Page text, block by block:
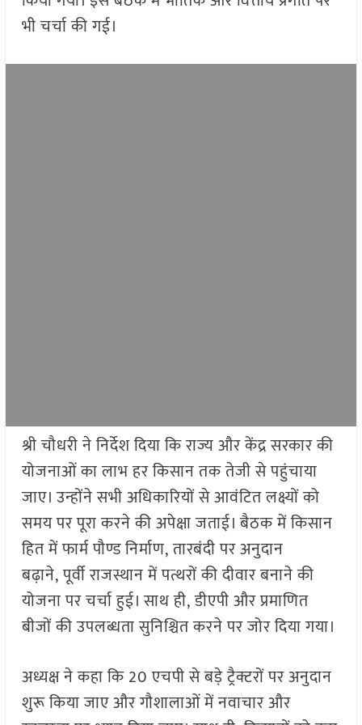
भी चर्चा की गई।
श्री चौधरी ने निर्देश दिया कि राज्य और केंद्र सरकार की
योजनाओं का लाभ हर किसान तक तेजी से पहुंचाया
जाए। उन्होंने सभी अधिकारियों से आवंटित लक्ष्यों को
समय पर पूरा करने की अपेक्षा जताई। बैठक में किसान
हित में फार्म पौण्ड निर्माण, तारबंदी पर अनुदान
बढ़ाने, पूर्वी राजस्थान में पत्थरों की दीवार बनाने की
योजना पर चर्चा हुई। साथ ही, डीएपी और प्रमाणित
बीजों की उपलब्धता सुनिश्चित करने पर जोर दिया गया।
अध्यक्ष ने कहा कि 20 एचपी से बड़े ट्रैक्टरों पर अनुदान
शुरू किया जाए और गौशालाओं में नवाचार और